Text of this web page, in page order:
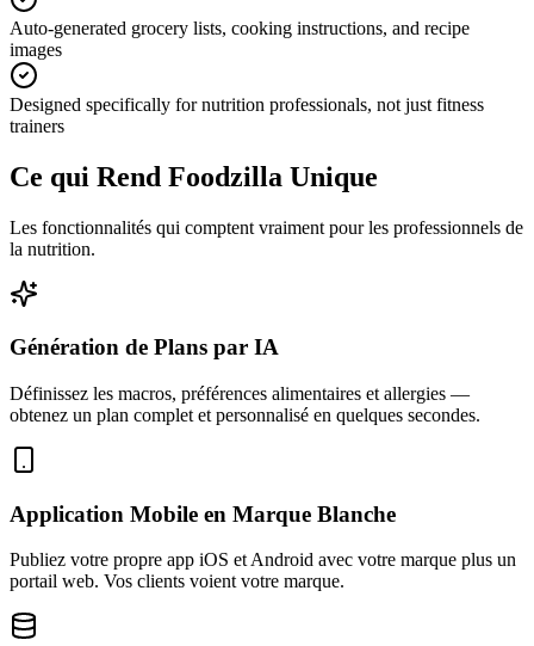
Auto-generated grocery lists, cooking instructions, and recipe
images
Designed specifically for nutrition professionals, not just fitness
trainers
Ce qui Rend Foodzilla Unique
Les fonctionnalités qui comptent vraiment pour les professionnels de
la nutrition.
Génération de Plans par IA
Définissez les macros, préférences alimentaires et allergies —
obtenez un plan complet et personnalisé en quelques secondes.
Application Mobile en Marque Blanche
Publiez votre propre app iOS et Android avec votre marque plus un
portail web. Vos clients voient votre marque.